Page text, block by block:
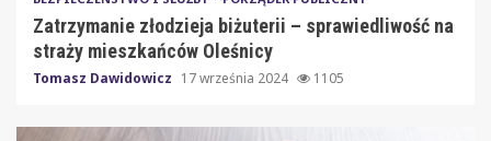
Zatrzymanie złodzieja biżuterii – sprawiedliwość na
straży mieszkańców Oleśnicy
Tomasz Dawidowicz 17 września 2024 1105